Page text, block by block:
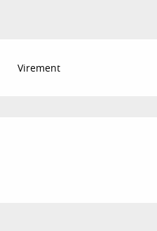
Virement